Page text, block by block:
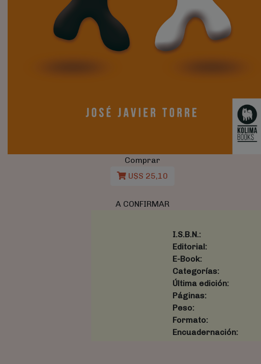
Comprar
U$S 25,10
A CONFIRMAR
I.S.B.N.:
Editorial:
E-Book:
Categorías:
Última edición:
Páginas:
Peso:
Formato:
Encuadernación: